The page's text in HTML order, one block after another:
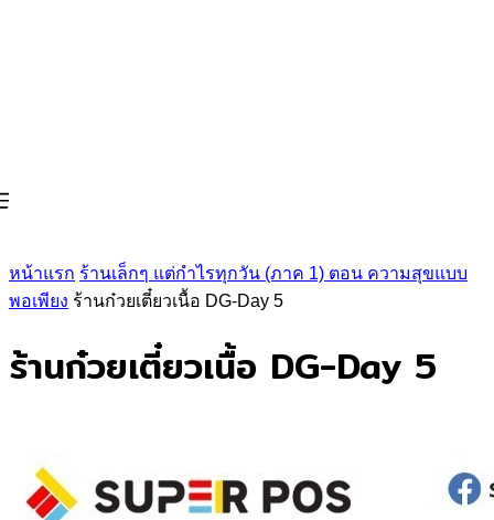
หน้าแรก ร้านเล็กๆ แต่กำไรทุกวัน (ภาค 1) ตอน ความสุขแบบ
พอเพียง ร้านก๋วยเตี๋ยวเนื้อ DG-Day 5
ร้านก๋วยเตี๋ยวเนื้อ DG-Day 5